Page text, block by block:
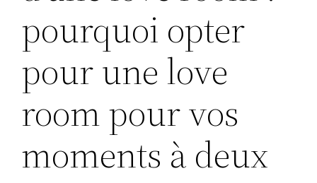
pourquoi opter
pour une love
room pour vos
moments à deux